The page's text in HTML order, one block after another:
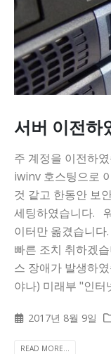
서버 이전하
주 계정을 이전하
iwinv 호스팅으로
것 같고 한동안 보
세팅하였습니다.
이터만 옮겼습니다
빠른 조치 취하겠
스 장애가 발생하
야나) 미래부 "인터
2017년 8월 9일
READ MORE...